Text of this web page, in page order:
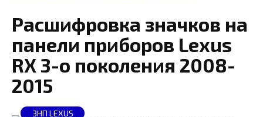
Расшифровка значков на
панели приборов Lexus
RX 3-о поколения 2008-
2015
ЗНП LEXUS